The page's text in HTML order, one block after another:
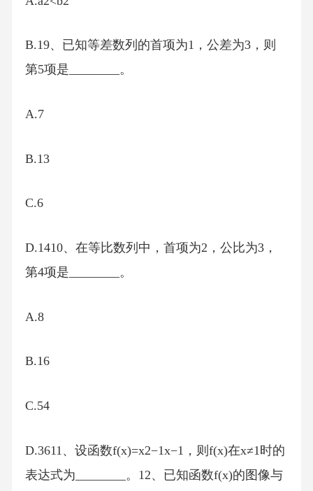
B.19、已知等差数列的首项为1，公差为3，则
第5项是________。
A.7
B.13
C.6
D.1410、在等比数列中，首项为2，公比为3，
第4项是________。
A.8
B.16
C.54
D.3611、设函数f(x)=x2−1x−1，则f(x)在x≠1时的
表达式为________。12、已知函数f(x)的图像与